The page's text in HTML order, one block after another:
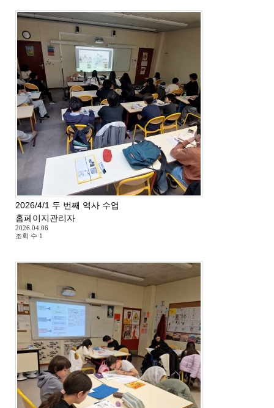
2026/4/1 두 번째 역사 수업
홈페이지관리자
2026.04.06
조회 수 1